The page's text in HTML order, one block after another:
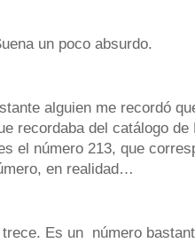
un poco absurdo.
alguien me recordó
recordaba del catálogo
el número 213, que
en realidad…
Es un número